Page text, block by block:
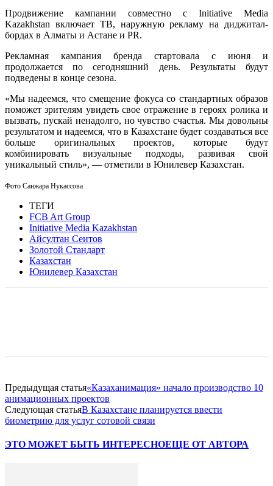
Продвижение кампании совместно с Initiative Media
Kazakhstan включает ТВ, наружную рекламу на диджитал-
бордах в Алматы и Астане и PR.
Рекламная кампания бренда стартовала с июня и
продолжается по сегодняшний день. Результаты будут
подведены в конце сезона.
«Мы надеемся, что смещение фокуса со стандартных образов
поможет зрителям увидеть свое отражение в героях ролика и
вызвать, пускай ненадолго, но чувство счастья. Мы довольны
результатом и надеемся, что в Казахстане будет создаваться все
больше оригинальных проектов, которые будут
комбинировать визуальные подходы, развивая свой
уникальный стиль», — отметили в Юнилевер Казахстан.
Фото Санжара Нукассова
ТЕГИ
FCB Art Group
Initiative Media Kazakhstan
Айсултан Сеитов
Золотой Стандарт
Казахстан
Юнилевер Казахстан
Предыдущая статья«Казаханимация» начало производство 10
анимационных проектов
Следующая статьяВ Казахстане планируется ввести
биометрию для услуг сотовой связи
ЭТО МОЖЕТ БЫТЬ ИНТЕРЕСНОЕЩЕ ОТ АВТОРА